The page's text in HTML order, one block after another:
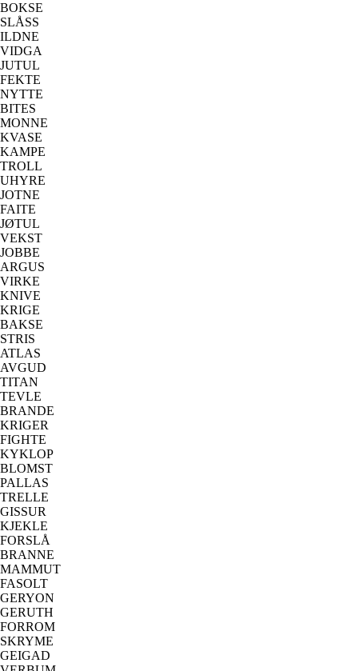
BOKSE
SLÅSS
ILDNE
VIDGA
JUTUL
FEKTE
NYTTE
BITES
MONNE
KVASE
KAMPE
TROLL
UHYRE
JOTNE
FAITE
JØTUL
VEKST
JOBBE
ARGUS
VIRKE
KNIVE
KRIGE
BAKSE
STRIS
ATLAS
AVGUD
TITAN
TEVLE
BRANDE
KRIGER
FIGHTE
KYKLOP
BLOMST
PALLAS
TRELLE
GISSUR
KJEKLE
FORSLÅ
BRANNE
MAMMUT
FASOLT
GERYON
GERUTH
FORROM
SKRYME
GEIGAD